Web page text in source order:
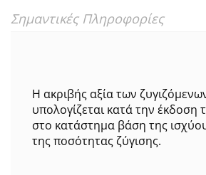
Σημαντικές Πληροφορίες
Η ακριβής αξία των
υπολογίζεται κατά την έκδοση
στο κατάστημα βάση της
της ποσότητας ζύγισης.